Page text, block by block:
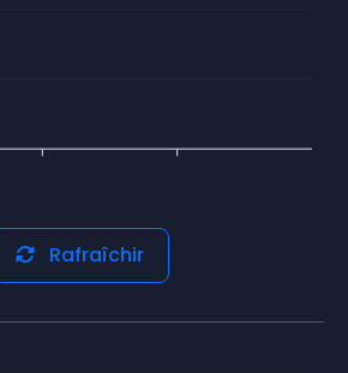
Rafraîchir